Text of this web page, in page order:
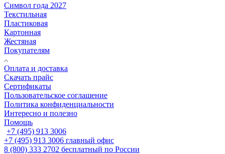
Символ года 2027
Текстильная
Пластиковая
Картонная
Жестяная
Покупателям
Оплата и доставка
Скачать прайс
Сертификаты
Пользовательское соглашение
Политика конфиденциальности
Интересно и полезно
Помощь
+7 (495) 913 3006
+7 (495) 913 3006 главный офис
8 (800) 333 2702 бесплатный по России